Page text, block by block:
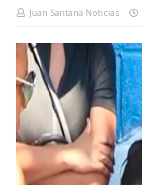
Juan Santana Noticias